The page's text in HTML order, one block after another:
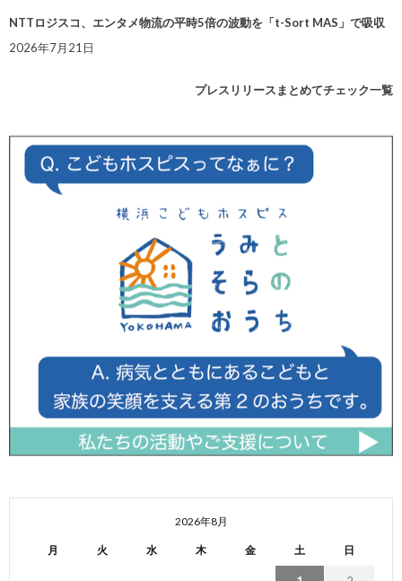
NTTロジスコ、エンタメ物流の平時5倍の波動を「t-Sort MAS」で吸収
2026年7月21日
プレスリリースまとめてチェック一覧
2026年8月
月 火 水 木 金 土 日